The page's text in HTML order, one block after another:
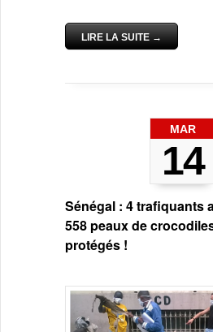
LIRE LA SUITE →
MAR
14
Sénégal : 4 trafiquants
558 peaux de
protégés !